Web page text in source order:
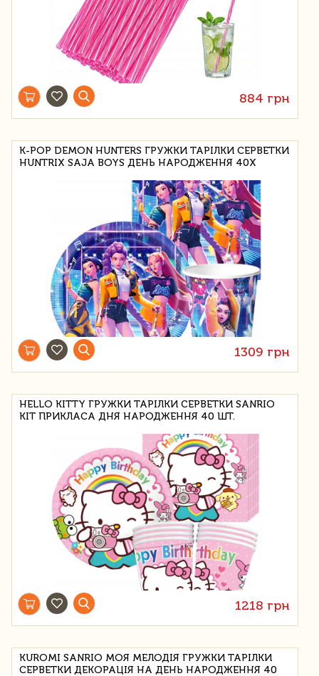
884 грн
K-POP DEMON HUNTERS ГРУЖКИ ТАРІЛКИ СЕРВЕТКИ
HUNTRIX SAJA BOYS ДЕНЬ НАРОДЖЕННЯ 40X
1309 грн
HELLO KITTY ГРУЖКИ ТАРІЛКИ СЕРВЕТКИ SANRIO
КІТ ПРИКЛАСА ДНЯ НАРОДЖЕННЯ 40 ШТ.
1218 грн
KUROMI SANRIO МОЯ МЕЛОДІЯ ГРУЖКИ ТАРІЛКИ
СЕРВЕТКИ ДЕКОРАЦІЯ НА ДЕНЬ НАРОДЖЕННЯ 40